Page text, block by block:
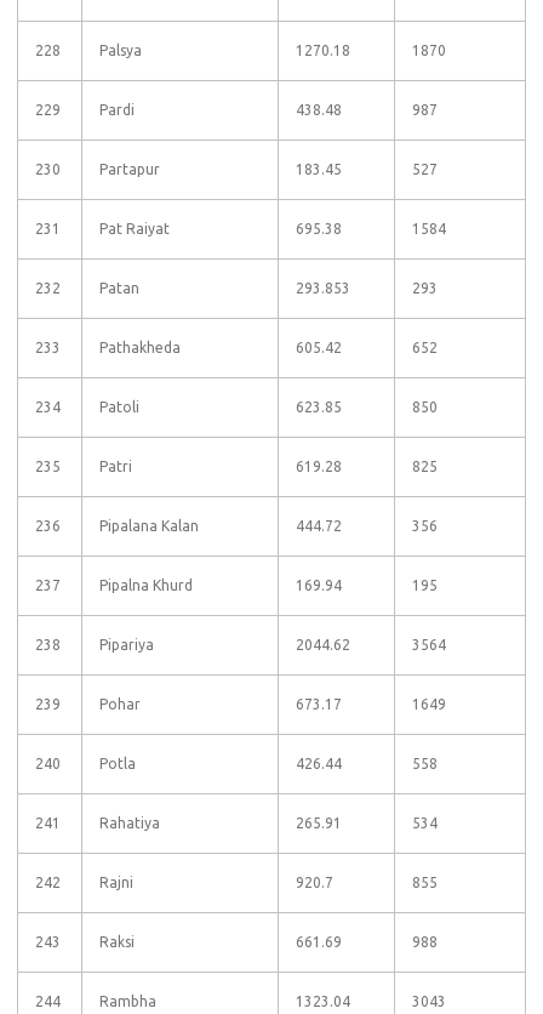
228 Palsya 1270.18 1870
229 Pardi 438.48 987
230 Partapur 183.45 527
231 Pat Raiyat 695.38 1584
232 Patan 293.853 293
233 Pathakheda 605.42 652
234 Patoli 623.85 850
235 Patri 619.28 825
236 Pipalana Kalan 444.72 356
237 Pipalna Khurd 169.94 195
238 Pipariya 2044.62 3564
239 Pohar 673.17 1649
240 Potla 426.44 558
241 Rahatiya 265.91 534
242 Rajni 920.7 855
243 Raksi 661.69 988
244 Rambha 1323.04 3043